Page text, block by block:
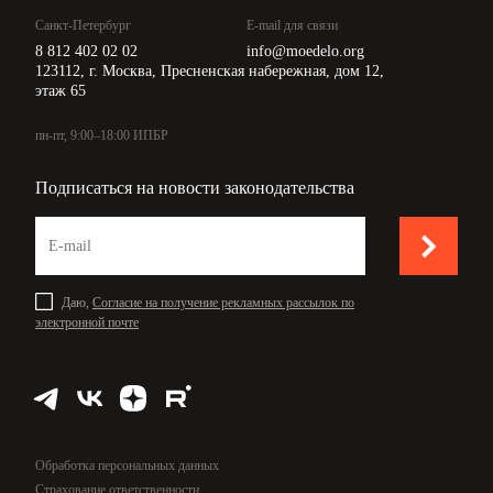
Санкт-Петербург
8 812 402 02 02
E-mail для связи
info@moedelo.org
123112, г. Москва, Пресненская набережная, дом 12,
этаж 65
пн-пт, 9:00–18:00 ИПБР
Подписаться на новости законодательства
Даю, Согласие на получение рекламных рассылок по
электронной почте
Обработка персональных данных
Страхование ответственности